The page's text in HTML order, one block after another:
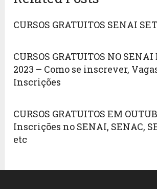
CURSOS GRATUITOS SENAI
CURSOS GRATUITOS NO
2023 – Como se inscrever,
Inscrições
CURSOS GRATUITOS EM
Inscrições no SENAI, SENAC,
etc